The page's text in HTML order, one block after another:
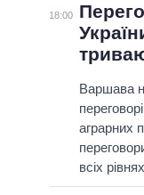
18:00
Варшава
аграрних
всіх